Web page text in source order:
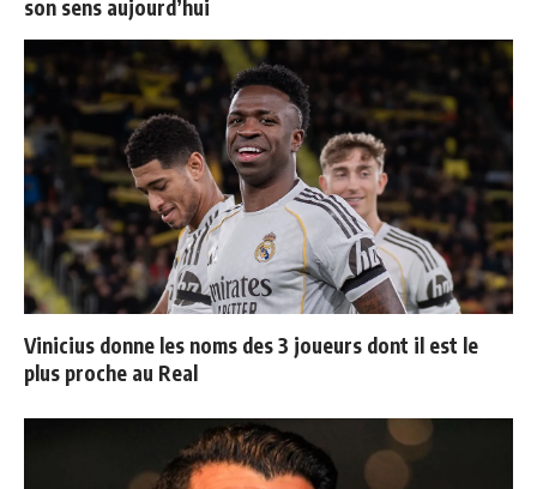
son sens aujourd’hui
Vinicius donne les noms des 3 joueurs dont il est le
plus proche au Real